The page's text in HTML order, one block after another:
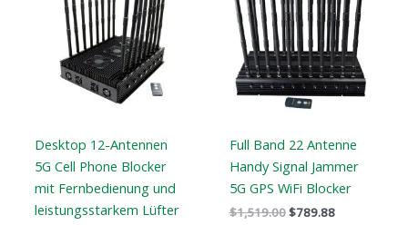
Desktop 12-Antennen
5G Cell Phone Blocker
mit Fernbedienung und
leistungsstarkem Lüfter
$1,799.00.$1,219.99.
Full Band 22 Antenne
Handy Signal Jammer
5G GPS WiFi Blocker
$1,519.00
$1,519.00.
$789.88
$789.88.